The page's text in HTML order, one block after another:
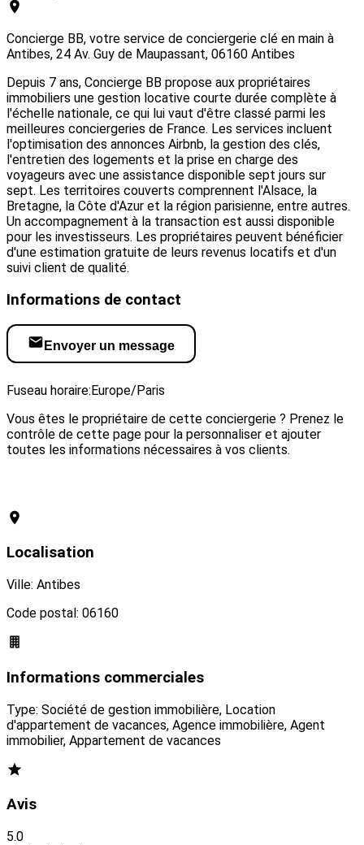
Concierge BB, votre service de conciergerie clé en main à
Antibes, 24 Av. Guy de Maupassant, 06160 Antibes
Depuis 7 ans, Concierge BB propose aux propriétaires
immobiliers une gestion locative courte durée complète à
l'échelle nationale, ce qui lui vaut d'être classé parmi les
meilleures conciergeries de France. Les services incluent
l'optimisation des annonces Airbnb, la gestion des clés,
l'entretien des logements et la prise en charge des
voyageurs avec une assistance disponible sept jours sur
sept. Les territoires couverts comprennent l'Alsace, la
Bretagne, la Côte d'Azur et la région parisienne, entre autres.
Un accompagnement à la transaction est aussi disponible
pour les investisseurs. Les propriétaires peuvent bénéficier
d'une estimation gratuite de leurs revenus locatifs et d'un
suivi client de qualité.
Informations de contact
Envoyer un message
Fuseau horaire:Europe/Paris
Vous êtes le propriétaire de cette conciergerie ? Prenez le
contrôle de cette page pour la personnaliser et ajouter
toutes les informations nécessaires à vos clients.
Localisation
Ville: Antibes
Code postal: 06160
Informations commerciales
Type: Société de gestion immobilière, Location
d'appartement de vacances, Agence immobilière, Agent
immobilier, Appartement de vacances
Avis
5.0